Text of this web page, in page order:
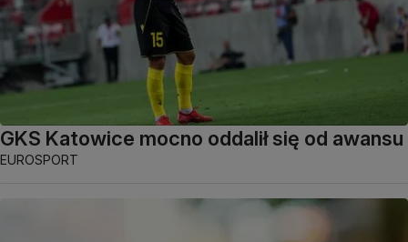
GKS Katowice mocno oddalił się od awansu
EUROSPORT